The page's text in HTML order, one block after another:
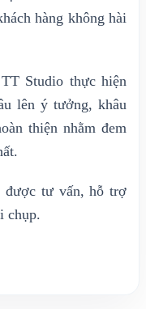
hàng không hài
Studio thực hiện
lên ý tưởng, khâu
thiện nhằm đem
được tư vấn, hỗ trợ
chụp.